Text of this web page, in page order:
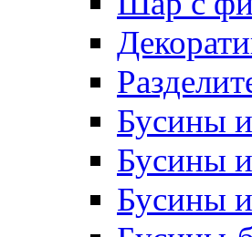
Бусины
Бусины
Бусины